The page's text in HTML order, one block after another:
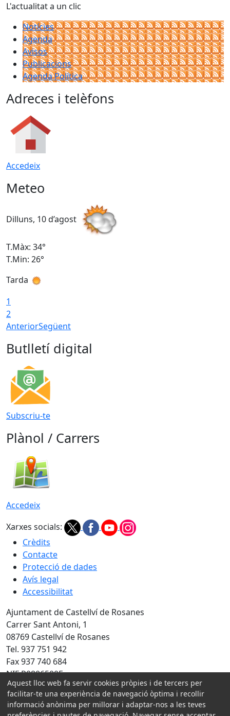
L'actualitat a un clic
Notícies
Agenda
Avisos
Publicacions
Agenda Política
Adreces i telèfons
Accedeix
Meteo
Dilluns, 10 d’agost
T.Màx: 34°
T.Min: 26°
Tarda
1
2
AnteriorSegüent
Butlletí digital
Subscriu-te
Plànol / Carrers
Accedeix
Xarxes socials:
Crèdits
Contacte
Protecció de dades
Avís legal
Accessibilitat
Ajuntament de Castellví de Rosanes
Carrer Sant Antoni, 1
08769 Castellví de Rosanes
Tel. 937 751 942
Fax 937 740 684
NIF P0806500E
Amb la col·laboració de:
Aquest lloc web fa servir cookies pròpies i de tercers per
facilitar-te una experiència de navegació òptima i recollir
informació anònima per millorar i adaptar-nos a les teves